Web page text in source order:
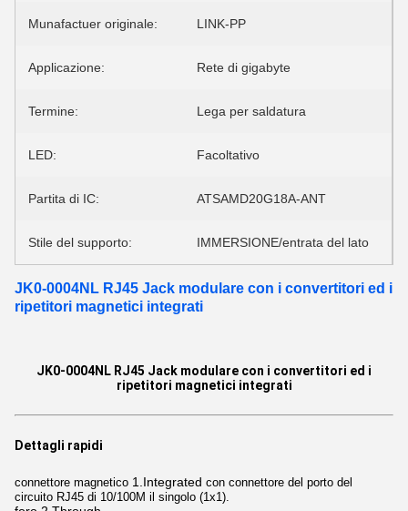
Munafactuer originale: LINK-PP
Applicazione: Rete di gigabyte
Termine: Lega per saldatura
LED: Facoltativo
Partita di IC: ATSAMD20G18A-ANT
Stile del supporto: IMMERSIONE/entrata del lato
JK0-0004NL RJ45 Jack modulare con i convertitori ed i
ripetitori magnetici integrati
JK0-0004NL RJ45 Jack modulare con i convertitori ed i
ripetitori magnetici integrati
Dettagli rapidi
connettore magnetico 1.Integrated con connettore del porto del
circuito RJ45 di 10/100M il singolo (1x1).